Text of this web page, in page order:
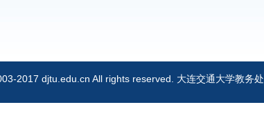
2017 djtu.edu.cn All rights reserved. 大连交通大学教务处